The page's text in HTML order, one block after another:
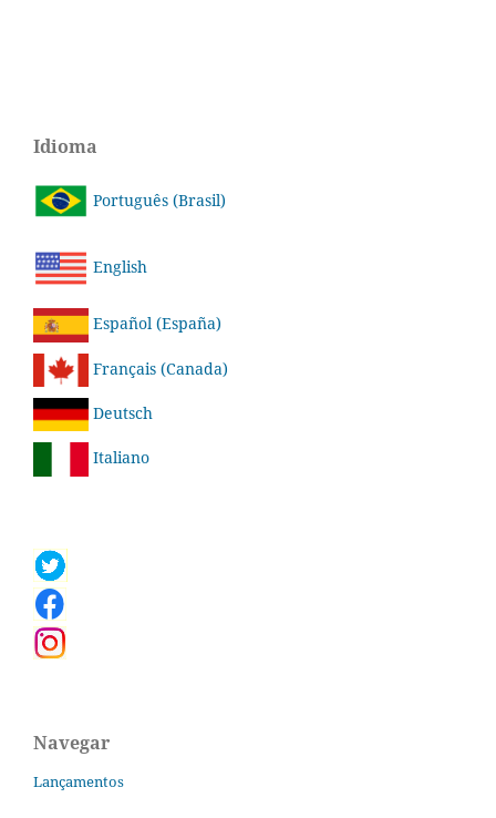
Idioma
Português (Brasil)
English
Español (España)
Français (Canada)
Deutsch
Italiano
Navegar
Lançamentos